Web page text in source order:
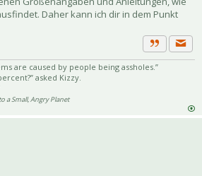
Daher kann ich dir in dem Punkt
Zitat
are caused by people being assholes.”
asked Kizzy.
a Small, Angry Planet